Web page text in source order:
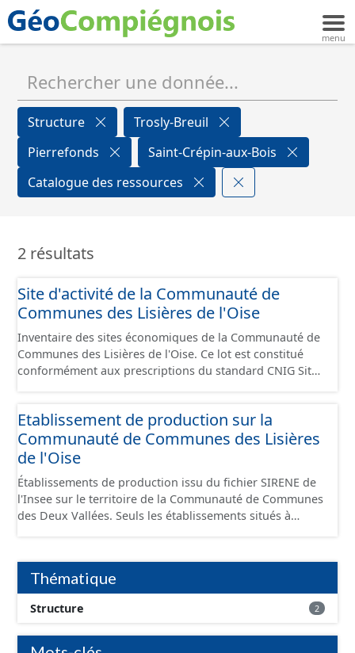
Structure
Trosly-Breuil
Pierrefonds
Saint-Crépin-aux-Bois
Catalogue des ressources
2 résultats
Site d'activité de la Communauté de
Communes des Lisières de l'Oise
Inventaire des sites économiques de la Communauté de
Communes des Lisières de l'Oise. Ce lot est constitué
conformément aux prescriptions du standard CNIG Sites
Etablissement de production sur la
Communauté de Communes des Lisières
de l'Oise
Établissements de production issu du fichier SIRENE de
l'Insee sur le territoire de la Communauté de Communes
des Deux Vallées. Seuls les établissements situés à
conformément aux prescriptions du standard CNIG Sites
Économiques. Ce lot ne contient pas la référence aux
terrains à vocation économique à ce jour. Il est filtré au-
delà des prescriptions du CNIG se limitant aux SCI.
Thématique
Structure 2